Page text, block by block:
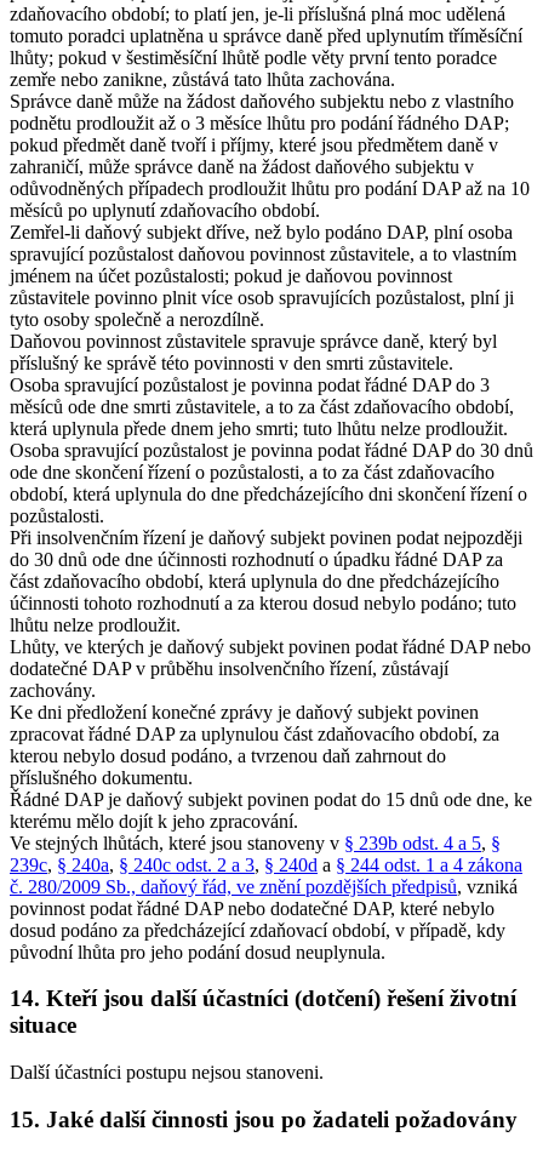
zdaňovacího období; to platí jen, je-li příslušná plná moc udělená
tomuto poradci uplatněna u správce daně před uplynutím tříměsíční
lhůty; pokud v šestiměsíční lhůtě podle věty první tento poradce
zemře nebo zanikne, zůstává tato lhůta zachována.
Správce daně může na žádost daňového subjektu nebo z vlastního
podnětu prodloužit až o 3 měsíce lhůtu pro podání řádného DAP;
pokud předmět daně tvoří i příjmy, které jsou předmětem daně v
zahraničí, může správce daně na žádost daňového subjektu v
odůvodněných případech prodloužit lhůtu pro podání DAP až na 10
měsíců po uplynutí zdaňovacího období.
Zemřel-li daňový subjekt dříve, než bylo podáno DAP, plní osoba
spravující pozůstalost daňovou povinnost zůstavitele, a to vlastním
jménem na účet pozůstalosti; pokud je daňovou povinnost
zůstavitele povinno plnit více osob spravujících pozůstalost, plní ji
tyto osoby společně a nerozdílně.
Daňovou povinnost zůstavitele spravuje správce daně, který byl
příslušný ke správě této povinnosti v den smrti zůstavitele.
Osoba spravující pozůstalost je povinna podat řádné DAP do 3
měsíců ode dne smrti zůstavitele, a to za část zdaňovacího období,
která uplynula přede dnem jeho smrti; tuto lhůtu nelze prodloužit.
Osoba spravující pozůstalost je povinna podat řádné DAP do 30 dnů
ode dne skončení řízení o pozůstalosti, a to za část zdaňovacího
období, která uplynula do dne předcházejícího dni skončení řízení o
pozůstalosti.
Při insolvenčním řízení je daňový subjekt povinen podat nejpozději
do 30 dnů ode dne účinnosti rozhodnutí o úpadku řádné DAP za
část zdaňovacího období, která uplynula do dne předcházejícího
účinnosti tohoto rozhodnutí a za kterou dosud nebylo podáno; tuto
lhůtu nelze prodloužit.
Lhůty, ve kterých je daňový subjekt povinen podat řádné DAP nebo
dodatečné DAP v průběhu insolvenčního řízení, zůstávají
zachovány.
Ke dni předložení konečné zprávy je daňový subjekt povinen
zpracovat řádné DAP za uplynulou část zdaňovacího období, za
kterou nebylo dosud podáno, a tvrzenou daň zahrnout do
příslušného dokumentu.
Řádné DAP je daňový subjekt povinen podat do 15 dnů ode dne, ke
kterému mělo dojít k jeho zpracování.
Ve stejných lhůtách, které jsou stanoveny v § 239b odst. 4 a 5, §
239c, § 240a, § 240c odst. 2 a 3, § 240d a § 244 odst. 1 a 4 zákona
č. 280/2009 Sb., daňový řád, ve znění pozdějších předpisů, vzniká
povinnost podat řádné DAP nebo dodatečné DAP, které nebylo
dosud podáno za předcházející zdaňovací období, v případě, kdy
původní lhůta pro jeho podání dosud neuplynula.
14. Kteří jsou další účastníci (dotčení) řešení životní
situace
Další účastníci postupu nejsou stanoveni.
15. Jaké další činnosti jsou po žadateli požadovány